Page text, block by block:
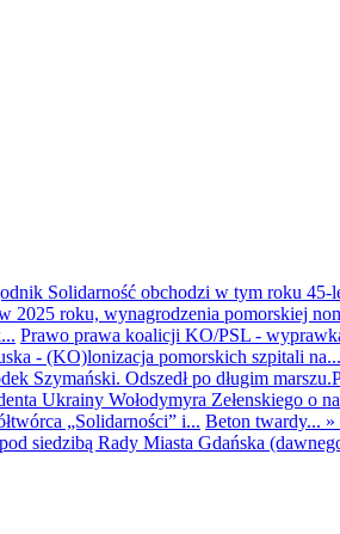
Solidarność obchodzi w tym roku 45-
2025 roku, wynagrodzenia pomorskiej
Prawo prawa koalicji KO/PSL -
- (KO)lonizacja pomorskich szpitali
Szymański. Odszedł po długim
Ukrainy Wołodymyra Zełenskiego o
„Solidarności” i... Beton twardy... »
siedzibą Rady Miasta Gdańska